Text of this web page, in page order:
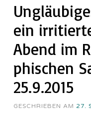
ein
Abend im
phi­sch­en
25.9.2015
GESCHRIEBEN AM 27.